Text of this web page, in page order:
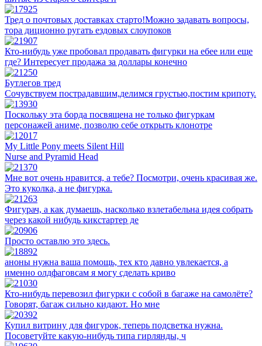
Тред о почтовых доставках старто!Можно задавать вопросы,
тора диционно ругать ездовых слоупоков
Кто-нибудь уже пробовал продавать фигурки на ебее или еще
где? Интересует продажа за доллары конечно
Бутлегов тред
Сочувствуем пострадавшим,делимся грустью,постим крипоту.
Поскольку эта борда посвящена не только фигуркам
персонажей аниме, позволю себе открыть клонотре
My Little Pony meets Silent Hill
Nurse and Pyramid Head
Мне вот очень нравится, а тебе? Посмотри, очень красивая же.
Это куколка, а не фигурка.
Фигурач, а как думаешь, насколько взлетабельна идея собрать
через какой нибудь кикстартер де
Просто оставлю это здесь.
аноны нужна ваша помощь, тех кто давно увлекается, а
именно олдфаговсам я могу сделать криво
Кто-нибудь перевозил фигурки с собой в багаже на самолёте?
Говорят, багаж сильно кидают. Но мне
Купил витрину для фигурок, теперь подсветка нужна.
Посоветуйте какую-нибудь типа гирлянды, ч